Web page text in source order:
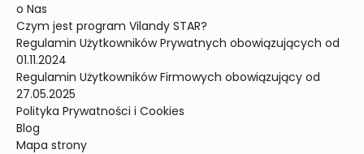
o Nas
Czym jest program Vilandy STAR?
Regulamin Użytkowników Prywatnych obowiązujących od
01.11.2024
Regulamin Użytkowników Firmowych obowiązujący od
27.05.2025
Polityka Prywatności i Cookies
Blog
Mapa strony